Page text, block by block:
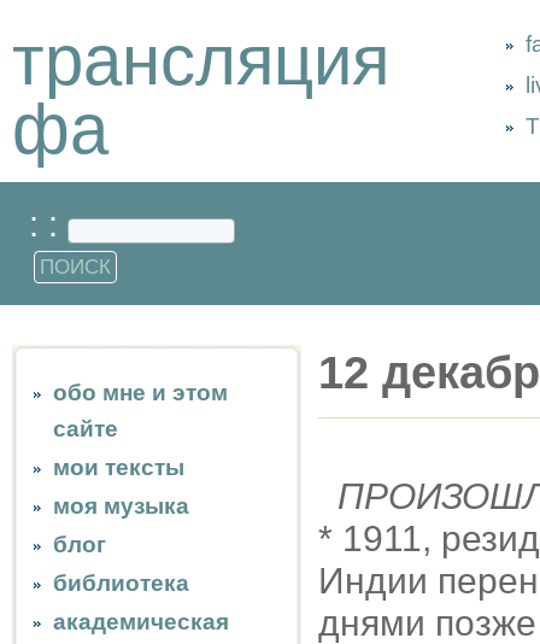
трансляция
фа
: :
обо мне и этом
сайте
мои тексты
моя музыка
блог
библиотека
академическая
12
* 1911,
Индии
днями